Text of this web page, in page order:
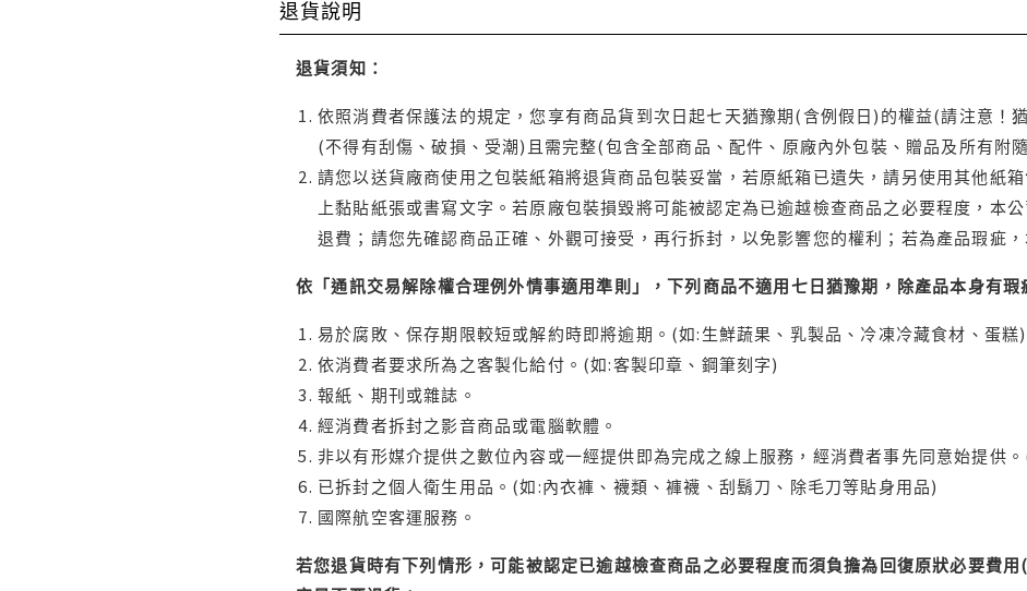
退貨說明
退貨須知：
依照消費者保護法的規定，您享有商品貨到次日起七天猶豫期(含例假日)的權益(請注意！
(不得有刮傷、破損、受潮)且需完整(包含全部商品、配件、原廠內外包裝、贈品及所有附
請您以送貨廠商使用之包裝紙箱將退貨商品包裝妥當，若原紙箱已遺失，請另使用其他紙
上黏貼紙張或書寫文字。若原廠包裝損毀將可能被認定為已逾越檢查商品之必要程度，本
退費；請您先確認商品正確、外觀可接受，再行拆封，以免影響您的權利；若為產品瑕疵，
依「通訊交易解除權合理例外情事適用準則」，下列商品不適用七日猶豫期，除產品本身有瑕
易於腐敗、保存期限較短或解約時即將逾期。(如:生鮮蔬果、乳製品、冷凍冷藏食材、蛋糕)
依消費者要求所為之客製化給付。(如:客製印章、鋼筆刻字)
報紙、期刊或雜誌。
經消費者拆封之影音商品或電腦軟體。
非以有形媒介提供之數位內容或一經提供即為完成之線上服務，經消費者事先同意始提供
已拆封之個人衛生用品。(如:內衣褲、襪類、褲襪、刮鬍刀、除毛刀等貼身用品)
國際航空客運服務。
若您退貨時有下列情形，可能被認定已逾越檢查商品之必要程度而須負擔為回復原狀必要費